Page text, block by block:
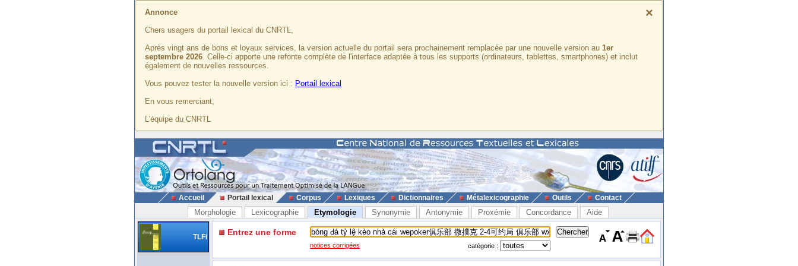
×
Annonce
Chers usagers du portail lexical du CNRTL,
Après vingt ans de bons et loyaux services, la version actuelle du portail sera prochainement remplacée par une nouvelle version au 1er
septembre 2026. Celle-ci apporte une refonte complète de l'interface adaptée à tous les supports (ordinateurs, tablettes, smartphones) et inclut
également de nouvelles ressources.
Vous pouvez tester la nouvelle version ici : Portail lexical
En vous remerciant,
L'équipe du CNRTL
Accueil Portail lexical Corpus Lexiques Dictionnaires Métalexicographie Outils Contact
Morphologie Lexicographie Etymologie Synonymie Antonymie Proxémie Concordance Aide
TLFi Entrez une forme
notices corrigées catégorie :